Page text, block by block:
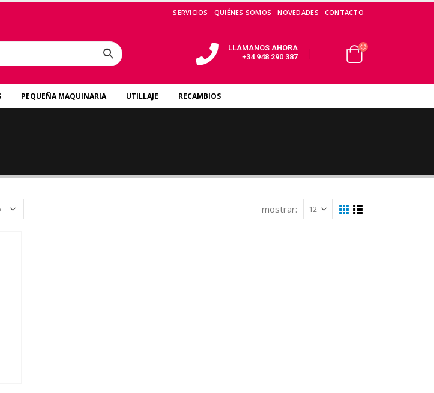
SERVICIOS QUIÉNES SOMOS NOVEDADES CONTACTO
LLÁMANOS AHORA
+34 948 290 387
PEQUEÑA MAQUINARIA UTILLAJE RECAMBIOS
mostrar: